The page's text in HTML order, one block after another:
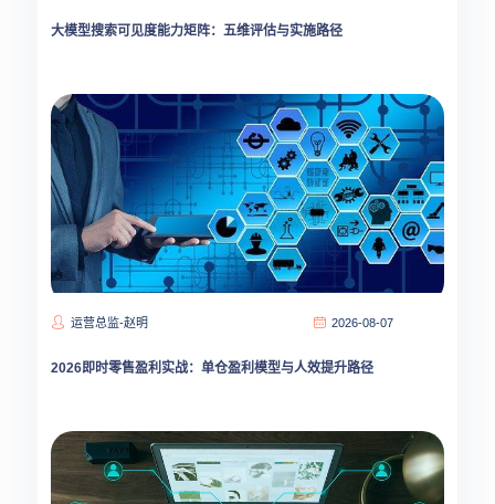
大模型搜索可见度能力矩阵：五维评估与实施路径
运营总监-赵明 2026-08-07
2026即时零售盈利实战：单仓盈利模型与人效提升路径